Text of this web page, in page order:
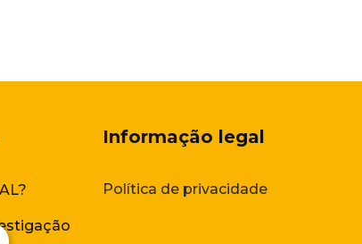
Informação legal
Política de privacidade